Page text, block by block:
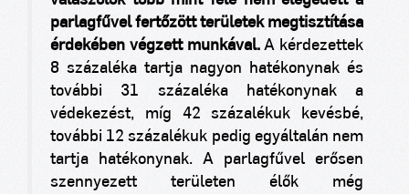
parlagfűvel fertőzött területek megtisztítása
érdekében végzett munkával.A kérdezettek
8 százaléka tartja nagyon hatékonynak és
további 31 százaléka hatékonynak a
védekezést, míg 42 százalékuk kevésbé,
további 12 százalékuk pedig egyáltalán nem
tartja hatékonynak. A parlagfűvel erősen
szennyezett területen élők még